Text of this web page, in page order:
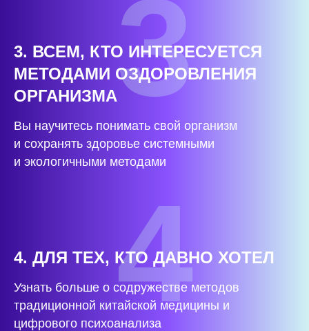
3. ВСЕМ, КТО ИНТЕРЕСУЕТСЯ
МЕТОДАМИ ОЗДОРОВЛЕНИЯ
ОРГАНИЗМА
Вы научитесь понимать свой организм
и сохранять здоровье системными
и экологичными методами
3
4. ДЛЯ ТЕХ, КТО ДАВНО ХОТЕЛ
Узнать больше о содружестве методов
традиционной китайской медицины и
цифрового психоанализа
4